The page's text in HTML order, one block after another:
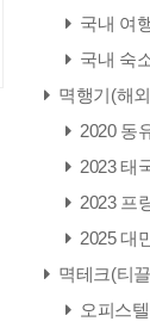
국내 여
국내 숙
멱행기(해
2020 동
2023 태
2023 프
2025 대
멱테크(티
오피스